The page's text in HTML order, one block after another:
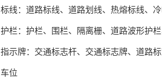
标线：道路标线、道路划线、热熔标线、
护栏：护栏、围栏、隔离栅、道路波形护
指示牌：交通标志杆、交通标志牌、道路
车位